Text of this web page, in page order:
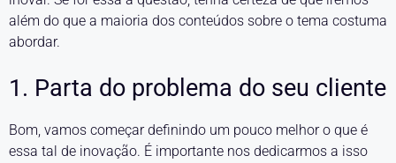
além do que a maioria dos conteúdos sobre o tema costuma
abordar.
1. Parta do problema do seu cliente
Bom, vamos começar definindo um pouco melhor o que é
essa tal de inovação. É importante nos dedicarmos a isso